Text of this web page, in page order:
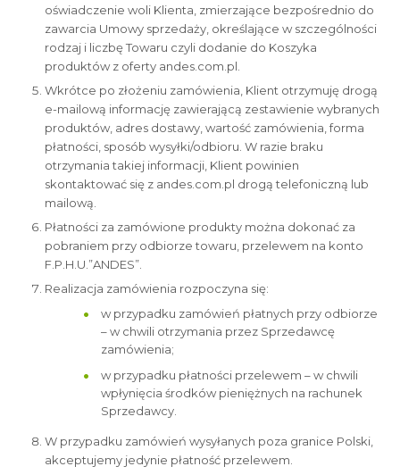
oświadczenie woli Klienta, zmierzające bezpośrednio do
zawarcia Umowy sprzedaży, określające w szczególności
rodzaj i liczbę Towaru czyli dodanie do Koszyka
produktów z oferty andes.com.pl.
Wkrótce po złożeniu zamówienia, Klient otrzymuję drogą
e-mailową informację zawierającą zestawienie wybranych
produktów, adres dostawy, wartość zamówienia, forma
płatności, sposób wysyłki/odbioru. W razie braku
otrzymania takiej informacji, Klient powinien
skontaktować się z andes.com.pl drogą telefoniczną lub
mailową.
Płatności za zamówione produkty można dokonać za
pobraniem przy odbiorze towaru, przelewem na konto
F.P.H.U.”ANDES”.
Realizacja zamówienia rozpoczyna się:
w przypadku zamówień płatnych przy odbiorze
– w chwili otrzymania przez Sprzedawcę
zamówienia;
w przypadku płatności przelewem – w chwili
wpłynięcia środków pieniężnych na rachunek
Sprzedawcy.
W przypadku zamówień wysyłanych poza granice Polski,
akceptujemy jedynie płatność przelewem.